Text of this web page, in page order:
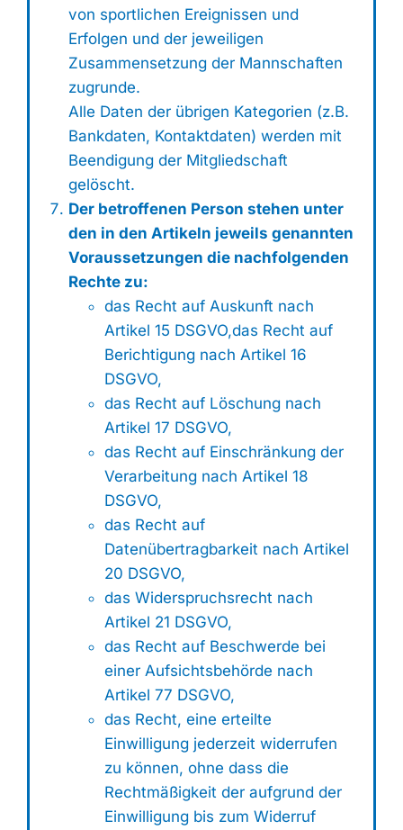
von sportlichen Ereignissen und
Erfolgen und der jeweiligen
Zusammensetzung der Mannschaften
zugrunde.
Alle Daten der übrigen Kategorien (z.B.
Bankdaten, Kontaktdaten) werden mit
Beendigung der Mitgliedschaft
gelöscht.
Der betroffenen Person stehen unter
den in den Artikeln jeweils genannten
Voraussetzungen die nachfolgenden
Rechte zu:
das Recht auf Auskunft nach
Artikel 15 DSGVO,das Recht auf
Berichtigung nach Artikel 16
DSGVO,
das Recht auf Löschung nach
Artikel 17 DSGVO,
das Recht auf Einschränkung der
Verarbeitung nach Artikel 18
DSGVO,
das Recht auf
Datenübertragbarkeit nach Artikel
20 DSGVO,
das Widerspruchsrecht nach
Artikel 21 DSGVO,
das Recht auf Beschwerde bei
einer Aufsichtsbehörde nach
Artikel 77 DSGVO,
das Recht, eine erteilte
Einwilligung jederzeit widerrufen
zu können, ohne dass die
Rechtmäßigkeit der aufgrund der
Einwilligung bis zum Widerruf